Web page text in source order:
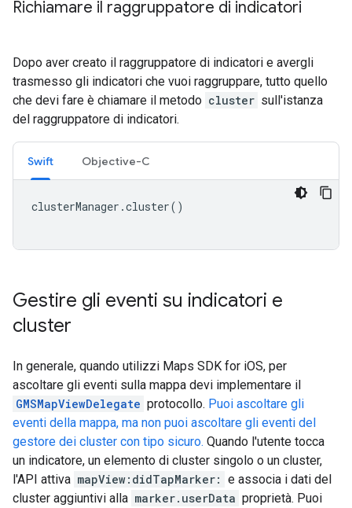
Richiamare il raggruppatore di indicatori
Dopo aver creato il raggruppatore di indicatori e avergli
trasmesso gli indicatori che vuoi raggruppare, tutto quello
che devi fare è chiamare il metodo cluster sull'istanza
del raggruppatore di indicatori.
Swift Objective-C
clusterManager .cluster()
Gestire gli eventi su indicatori e
cluster
In generale, quando utilizzi Maps SDK for iOS, per
ascoltare gli eventi sulla mappa devi implementare il
GMSMapViewDelegate protocollo. Puoi ascoltare gli
eventi della mappa, ma non puoi ascoltare gli eventi del
gestore dei cluster con tipo sicuro. Quando l'utente tocca
un indicatore, un elemento di cluster singolo o un cluster,
l'API attiva mapView:didTapMarker: e associa i dati del
cluster aggiuntivi alla marker.userData proprietà. Puoi